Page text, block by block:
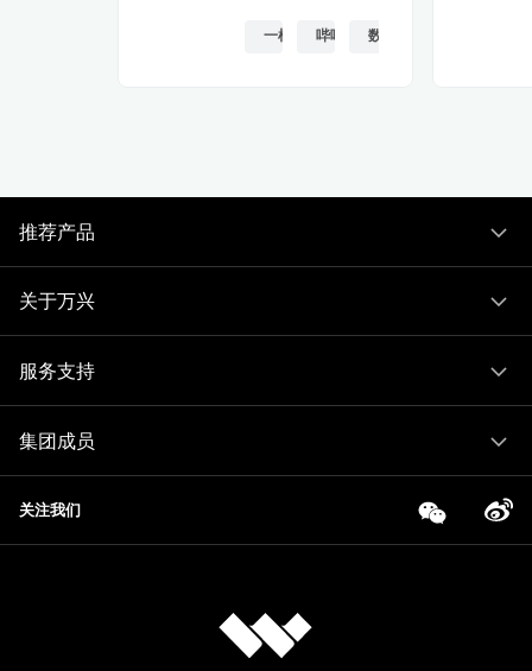
一枪 哔哔声 数字的
推荐产品
关于万兴
服务支持
集团成员
关注我们